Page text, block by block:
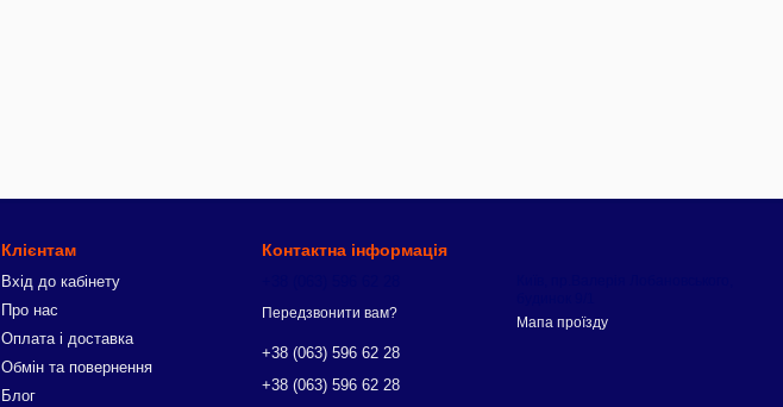
Клієнтам
Вхід до кабінету
Про нас
Оплата і доставка
Обмін та повернення
Блог
Контактна інформація
Передзвонити вам?
+38 (063) 596 62 28
+38 (063) 596 62 28
Мапа проїзду